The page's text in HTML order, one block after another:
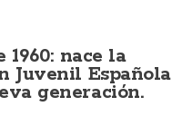
1960: nace la
Juvenil Española
generación.